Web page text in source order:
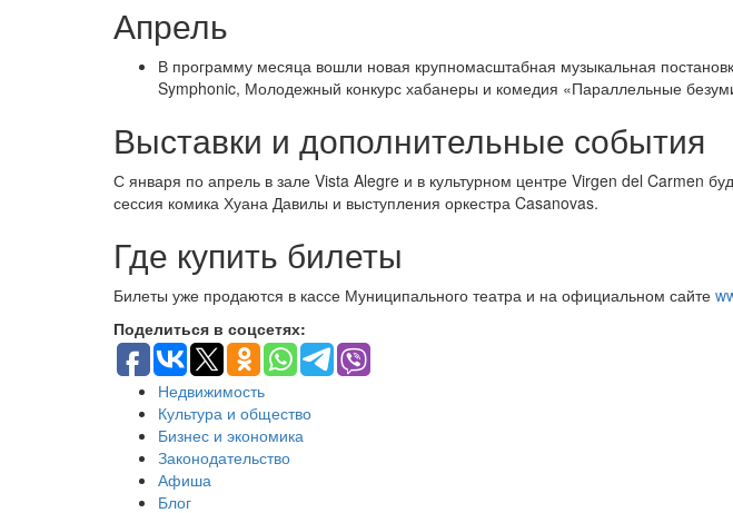
Апрель
В программу месяца вошли новая крупномасштабная музыкальная
Symphonic, Молодежный конкурс хабанеры и комедия «Параллельные
Выставки и дополнительные события
С января по апрель в зале Vista Alegre и в культурном центре Virgen del Carmen
сессия комика Хуана Давилы и выступления оркестра Casanovas.
Где купить билеты
Билеты уже продаются в кассе Муниципального театра и на официальном сайте
Поделиться в соцсетях:
Недвижимость
Культура и общество
Бизнес и экономика
Законодательство
Афиша
Блог